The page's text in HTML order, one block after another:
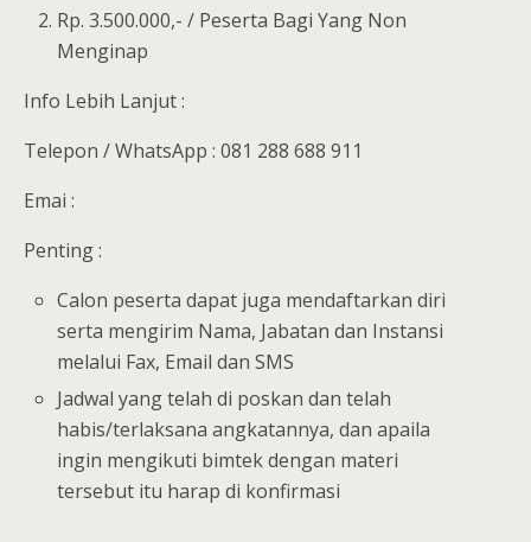
Rp. 3.500.000,- / Peserta Bagi Yang Non
Menginap
Info Lebih Lanjut :
Telepon / WhatsApp : 081 288 688 911
Emai :
Penting :
Calon peserta dapat juga mendaftarkan diri
serta mengirim Nama, Jabatan dan Instansi
melalui Fax, Email dan SMS
Jadwal yang telah di poskan dan telah
habis/terlaksana angkatannya, dan apaila
ingin mengikuti bimtek dengan materi
tersebut itu harap di konfirmasi